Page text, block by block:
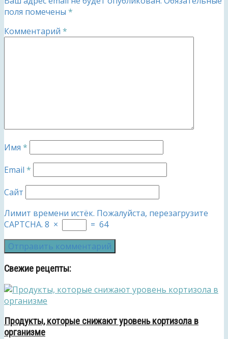
поля помечены *
Комментарий *
Имя *
Email *
Сайт
Лимит времени истёк. Пожалуйста, перезагрузите
CAPTCHA. 8 × = 64
Свежие рецепты:
Продукты, которые снижают уровень кортизола в
организме